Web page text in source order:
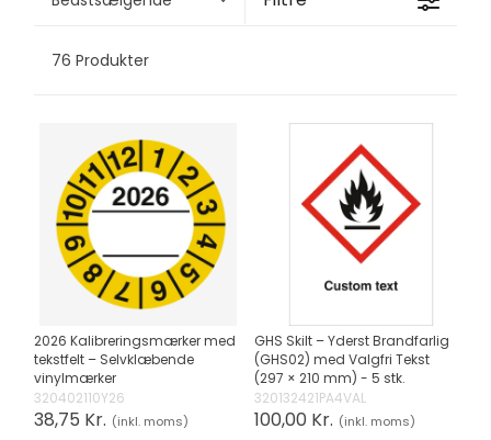
76 Produkter
2026 Kalibreringsmærker med
tekstfelt – Selvklæbende
vinylmærker
320402110Y26
38,75 Kr. (inkl. moms)
GHS Skilt – Yderst Brandfarlig
(GHS02) med Valgfri Tekst
(297 × 210 mm) - 5 stk.
320132421PA4VAL
100,00 Kr. (inkl. moms)